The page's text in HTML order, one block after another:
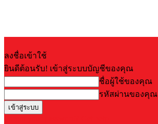
ลงชื่อเข้าใช้
ยินดีต้อนรับ! เข้าสู่ระบบบัญชีของคุณ
ชื่อผู้ใช้ของคุณ
รหัสผ่านของคุณ